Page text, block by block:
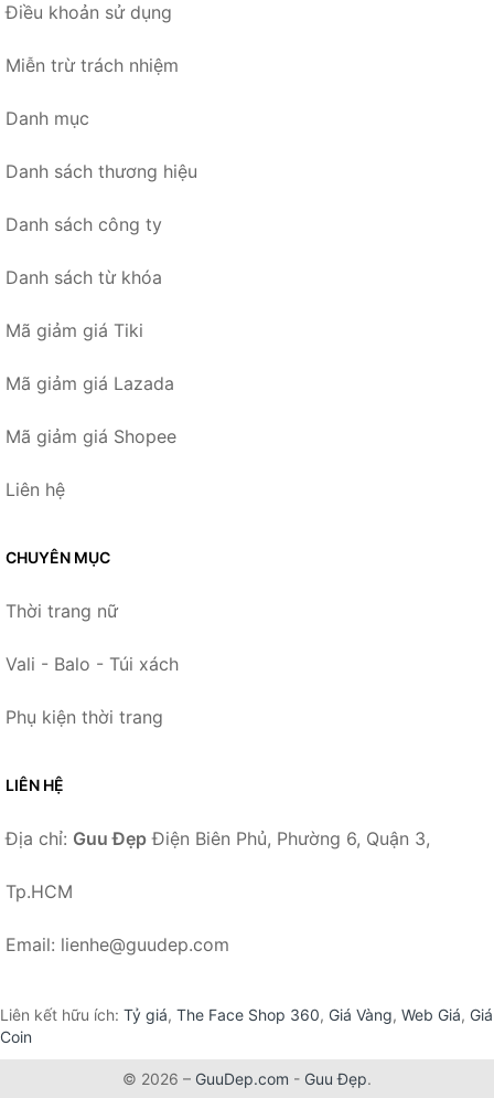
Điều khoản sử dụng
Miễn trừ trách nhiệm
Danh mục
Danh sách thương hiệu
Danh sách công ty
Danh sách từ khóa
Mã giảm giá Tiki
Mã giảm giá Lazada
Mã giảm giá Shopee
Liên hệ
CHUYÊN MỤC
Thời trang nữ
Vali - Balo - Túi xách
Phụ kiện thời trang
LIÊN HỆ
Địa chỉ: Guu Đẹp Điện Biên Phủ, Phường 6, Quận 3,
Tp.HCM
Email: lienhe@guudep.com
Liên kết hữu ích: Tỷ giá, The Face Shop 360, Giá Vàng, Web Giá, Giá
Coin
© 2026 – GuuDep.com - Guu Đẹp.